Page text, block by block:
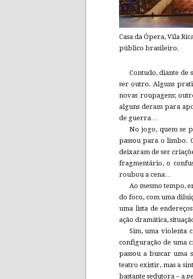
Casa da Ópera, Vila
público brasileiro.
Contudo, diante de
ser outro. Alguns
novas roupagens;
alguns deram para
de guerra…
No jogo, quem se
passou para o limbo.
deixaram de ser
fragmentário, o
roubou a cena…
Ao mesmo tempo,
do foco, com uma
uma lista de
ação dramática,
Sim, uma violenta
configuração de uma
passou a buscar uma
teatro existir, mas a
bastante sedutora – a